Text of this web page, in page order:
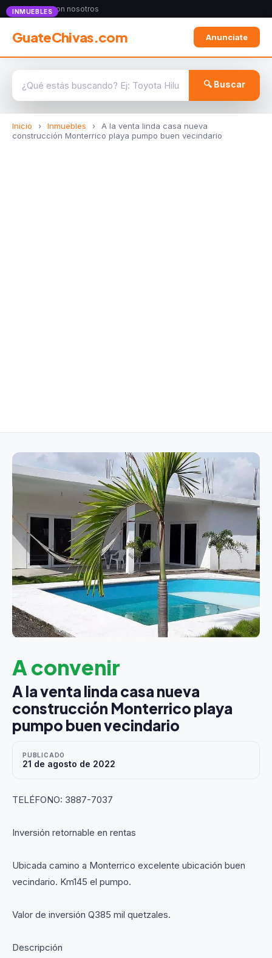
Anunciate con nosotros
GuateChivas.com Anunciate
🔍 Buscar
Inicio › Inmuebles ›
A la venta linda casa nueva
construcción Monterrico playa pumpo buen vecindario
INMUEBLES
A convenir
A la venta linda casa nueva
construcción Monterrico playa
pumpo buen vecindario
PUBLICADO
21 de agosto de 2022
TELÉFONO: 3887-7037
Inversión retornable en rentas
Ubicada camino a Monterrico excelente ubicación buen
vecindario. Km145 el pumpo.
Valor de inversión Q385 mil quetzales.
Descripción